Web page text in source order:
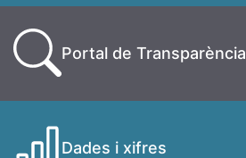
Portal de Transparència
Dades i xifres